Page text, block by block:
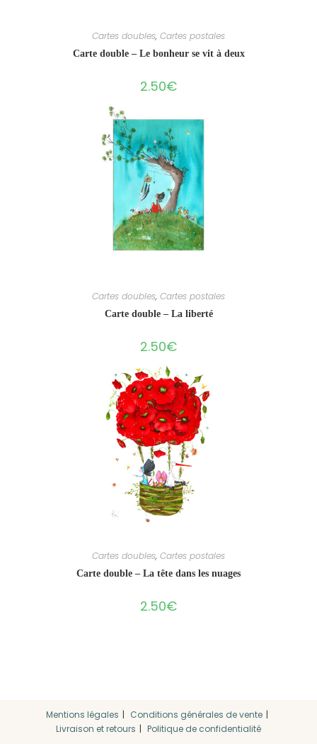
Cartes doubles, Cartes postales
Carte double – Le bonheur se vit à deux
2.50€
Cartes doubles, Cartes postales
Carte double – La liberté
2.50€
Cartes doubles, Cartes postales
Carte double – La tête dans les nuages
2.50€
Mentions légales
Conditions générales de vente
Livraison et retours
Politique de confidentialité